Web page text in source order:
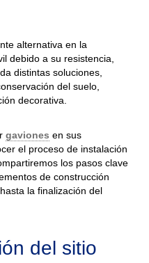
alternativa en la
debido a su resistencia,
distintas soluciones,
del suelo,
decorativa.
gaviones en sus
el proceso de instalación
los pasos clave
de construcción
la finalización del
del sitio